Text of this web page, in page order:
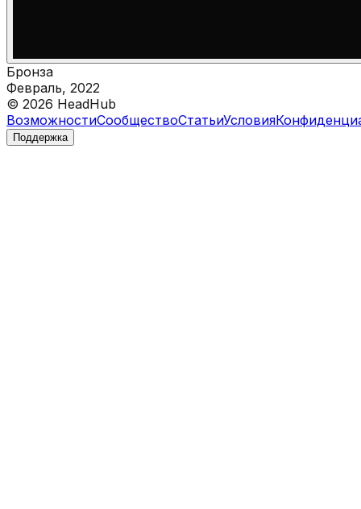
Бронза
Февраль, 2022
© 2026 HeadHub
ВозможностиСообществоСтатьиУсловия
Поддержка